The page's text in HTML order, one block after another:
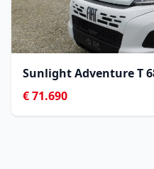
Sunlight Adventure T
€ 71.690